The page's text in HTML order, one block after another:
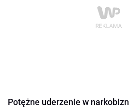
Potężne uderzenie w